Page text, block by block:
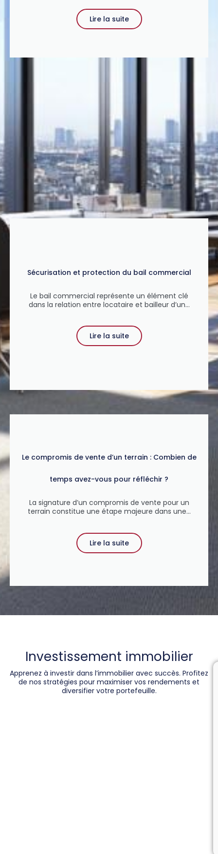
Lire la suite
Sécurisation et protection du bail commercial
Le bail commercial représente un élément clé
dans la relation entre locataire et bailleur d’un...
Lire la suite
Le compromis de vente d’un terrain : Combien de
temps avez-vous pour réfléchir ?
La signature d’un compromis de vente pour un
terrain constitue une étape majeure dans une...
Lire la suite
Investissement immobilier
Apprenez à investir dans l’immobilier avec succès. Profitez
de nos stratégies pour maximiser vos rendements et
diversifier votre portefeuille.